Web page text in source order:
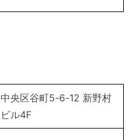
中央区谷町5-6-12 新野村
ビル4F